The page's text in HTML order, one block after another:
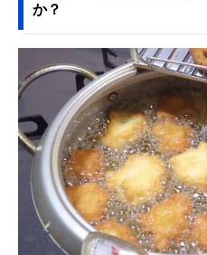
か？